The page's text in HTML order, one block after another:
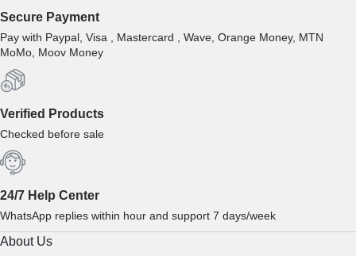
Secure Payment
Pay with Paypal, Visa , Mastercard , Wave, Orange Money, MTN
MoMo, Moov Money
Verified Products
Checked before sale
24/7 Help Center
WhatsApp replies within hour and support 7 days/week
About Us